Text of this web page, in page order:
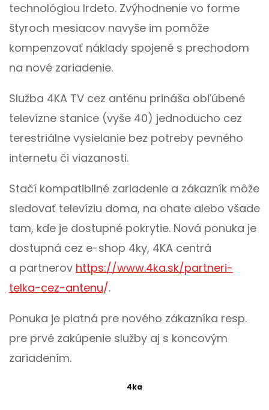
technológiou Irdeto. Zvýhodnenie vo forme
štyroch mesiacov navyše im pomôže
kompenzovať náklady spojené s prechodom
na nové zariadenie.
Služba 4KA TV cez anténu prináša obľúbené
televízne stanice (vyše 40) jednoducho cez
terestriálne vysielanie bez potreby pevného
internetu či viazanosti.
Stačí kompatibilné zariadenie a zákazník môže
sledovať televíziu doma, na chate alebo všade
tam, kde je dostupné pokrytie. Nová ponuka je
dostupná cez e-shop 4ky, 4KA centrá
a partnerov https://www.4ka.sk/partneri-
telka-cez-antenu/.
Ponuka je platná pre nového zákazníka resp.
pre prvé zakúpenie služby aj s koncovým
zariadením.
4ka